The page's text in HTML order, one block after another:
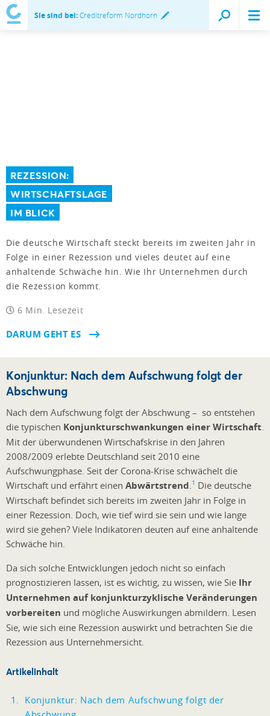
Sie sind bei:Creditreform Nordhorn
REZESSION:
WIRTSCHAFTSLAGE
IM BLICK
Die deutsche Wirtschaft steckt bereits im zweiten Jahr in
Folge in einer Rezession und vieles deutet auf eine
anhaltende Schwäche hin. Wie Ihr Unternehmen durch
die Rezession kommt.
6 Min. Lesezeit
DARUM GEHT ES
Konjunktur: Nach dem Aufschwung folgt der
Abschwung
Nach dem Aufschwung folgt der Abschwung – so entstehen
die typischen Konjunkturschwankungen einer Wirtschaft
Mit der überwundenen Wirtschafskrise in den Jahren
2008/2009 erlebte Deutschland seit 2010 eine
Aufschwungphase. Seit der Corona-Krise schwächelt die
Wirtschaft und erfährt einen Abwärtstrend 1 Die deutsche
Wirtschaft befindet sich bereits im zweiten Jahr in Folge in
einer Rezession. Doch, wie tief wird sie sein und wie lange
wird sie gehen? Viele Indikatoren deuten auf eine anhaltende
Schwäche hin.
Da sich solche Entwicklungen jedoch nicht so einfach
prognostizieren lassen, ist es wichtig, zu wissen, wie Sie Ihr
Unternehmen auf konjunkturzyklische Veränderungen
vorbereiten und mögliche Auswirkungen abmildern. Lesen
Sie, wie sich eine Rezession auswirkt und betrachten Sie die
Rezession aus Unternehmersicht.
Artikelinhalt
Konjunktur: Nach dem Aufschwung folgt der